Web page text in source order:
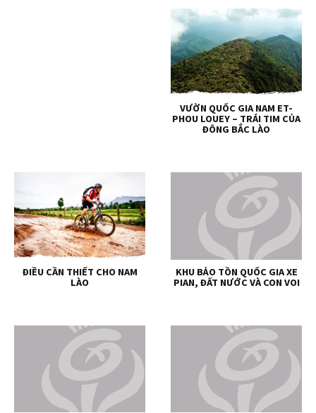
VƯỜN QUỐC GIA NAM ET-
PHOU LOUEY – TRÁI TIM CỦA
ĐÔNG BẮC LÀO
ĐIỀU CẦN THIẾT CHO NAM
LÀO
KHU BẢO TỒN QUỐC GIA XE
PIAN, ĐẤT NƯỚC VÀ CON VOI